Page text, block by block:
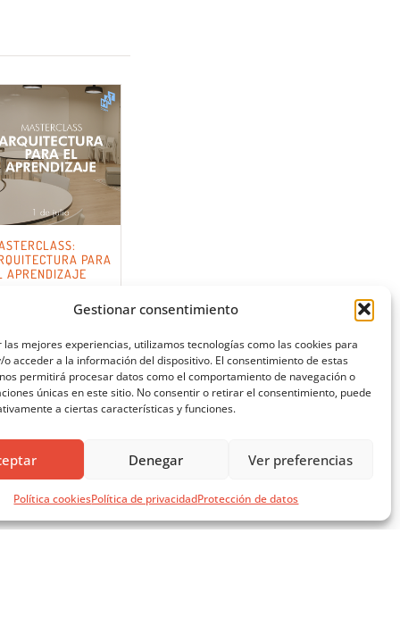
Gestionar consentimiento
las mejores experiencias, utilizamos tecnologías como las cookies para
acceder a la información del dispositivo. El consentimiento de estas
permitirá procesar datos como el comportamiento de navegación o
únicas en este sitio. No consentir o retirar el consentimiento, puede
a ciertas características y funciones.
Denegar Ver preferencias
Política cookiesPolítica de privacidadProtección de datos
PARA
APRENDIZAJE